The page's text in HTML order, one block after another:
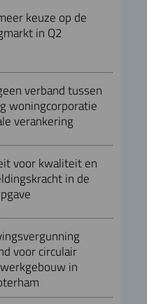
keuze op de
in Q2
verband tussen
woningcorporatie
verankering
voor kwaliteit en
in de
voor circulair
in